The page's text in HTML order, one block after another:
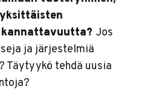
Jos
ja järjestelmiä
Täytyykö tehdä uusia